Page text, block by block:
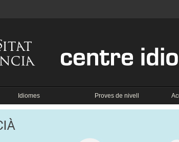
Idiomes Proves de nivell